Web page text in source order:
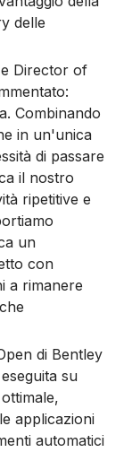
delle
Director of
Combinando
in un'unica
di passare
il nostro
ripetitive e
un
con
a rimanere
di Bentley
su
applicazioni
automatici